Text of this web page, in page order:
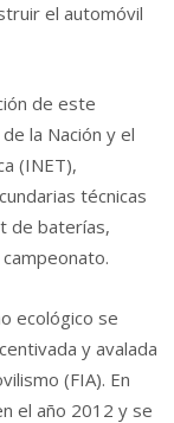
el automóvil
de este
la Nación y el
(INET),
técnicas
de baterías,
ecológico se
y avalada
(FIA). En
el año 2012 y se